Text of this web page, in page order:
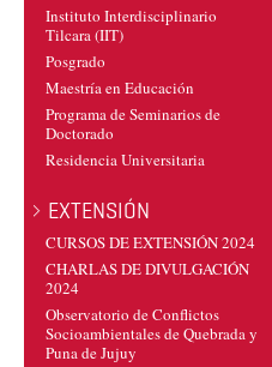
Instituto Interdisciplinario
Tilcara (IIT)
Posgrado
Maestría en Educación
Programa de Seminarios de
Doctorado
Residencia Universitaria
EXTENSIÓN
CURSOS DE EXTENSIÓN 2024
CHARLAS DE DIVULGACIÓN
2024
Observatorio de Conflictos
Socioambientales de Quebrada y
Puna de Jujuy